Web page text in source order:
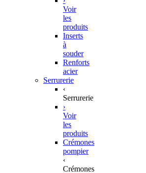
Voir
les
produits
Inserts
à
souder
Renforts
acier
Serrurerie
‹
Serrurerie
›
Voir
les
produits
Crémones
pompier
‹
Crémones